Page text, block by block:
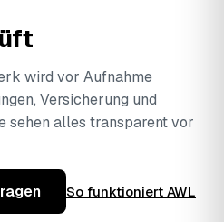
wird vor Aufnahme
Versicherung und
sehen alles transparent vor
So funktioniert AWL